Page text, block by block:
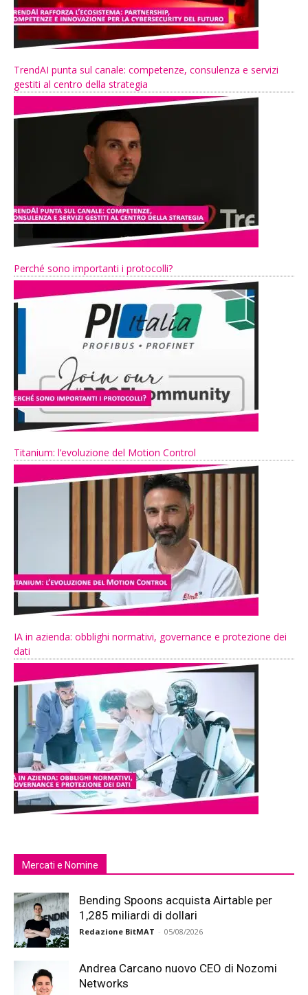
TrendAI punta sul canale: competenze, consulenza e servizi
gestiti al centro della strategia
Perché sono importanti i protocolli?
Titanium: l’evoluzione del Motion Control
IA in azienda: obblighi normativi, governance e protezione dei
dati
Mercati e Nomine
Bending Spoons acquista Airtable per
1,285 miliardi di dollari
Redazione BitMAT - 05/08/2026
Andrea Carcano nuovo CEO di Nozomi
Networks